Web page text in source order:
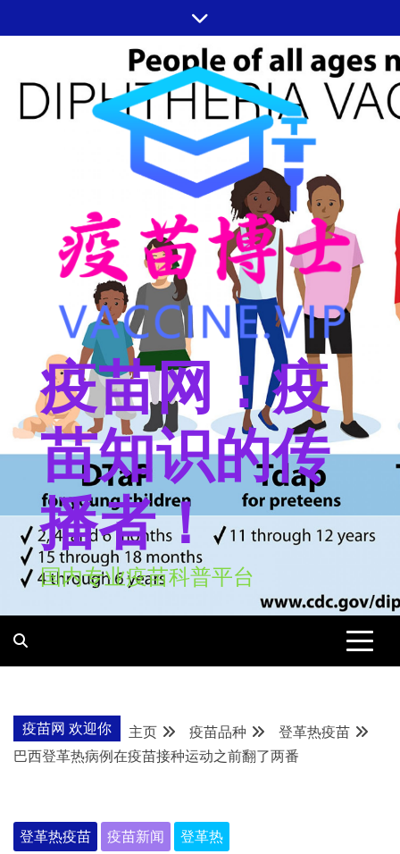
至
疫苗网：疫
苗知识的传
播者！
国内专业疫苗科普平台
疫苗网 欢迎你 主页 疫苗品种
登革热疫苗
巴西登革热病例在疫苗接种运动之前翻了两番
登革热疫苗 疫苗新闻 登革热